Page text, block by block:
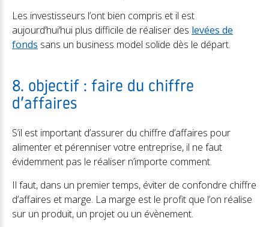
Les investisseurs l’ont bien compris et il est
aujourd’hui‘hui plus difficile de réaliser des levées de
fonds sans un business model solide dès le départ.
8. objectif : faire du chiffre
d’affaires
S’il est important d’assurer du chiffre d’affaires pour
alimenter et pérenniser votre entreprise, il ne faut
évidemment pas le réaliser n’importe comment.
Il faut, dans un premier temps, éviter de confondre chiffre
d’affaires et marge. La marge est le profit que l’on réalise
sur un produit, un projet ou un évènement.